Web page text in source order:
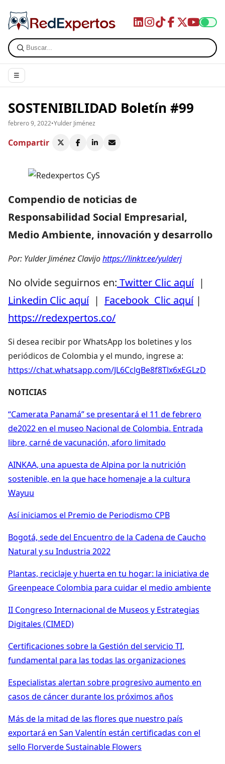
☰
SOSTENIBILIDAD Boletín #99
febrero 9, 2022•Yulder Jiménez
Compartir
Compendio de noticias de
Responsabilidad Social Empresarial,
Medio Ambiente, innovación y desarrollo
Por: Yulder Jiménez Clavijohttps://linktr.ee/yulderj
No olvide seguirnos en: Twitter Clic aquí|
Linkedin Clic aquí| Facebook Clic aquí |
https://redexpertos.co/
Si desea recibir por WhatsApp los boletines y los
periódicos de Colombia y el mundo, ingrese a:
https://chat.whatsapp.com/JL6CclgBe8f8Tlx6xEGLzD
NOTICIAS
“Camerata Panamá” se presentará el 11 de febrero
de2022 en el museo Nacional de Colombia. Entrada
libre, carné de vacunación, aforo limitado
AINKAA, una apuesta de Alpina por la nutrición
sostenible, en la que hace homenaje a la cultura
Wayuu
Así iniciamos el Premio de Periodismo CPB
Bogotá, sede del Encuentro de la Cadena de Caucho
Natural y su Industria 2022
Plantas, reciclaje y huerta en tu hogar: la iniciativa de
Greenpeace Colombia para cuidar el medio ambiente
II Congreso Internacional de Museos y Estrategias
Digitales (CIMED)
Certificaciones sobre la Gestión del servicio TI,
fundamental para las todas las organizaciones
Especialistas alertan sobre progresivo aumento en
casos de cáncer durante los próximos años
Más de la mitad de las flores que nuestro país
exportará en San Valentín están certificadas con el
sello Florverde Sustainable Flowers